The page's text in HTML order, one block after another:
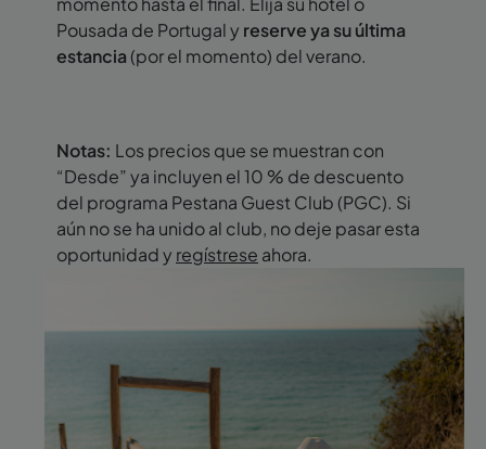
Pousada de Portugal y reserve ya su última
estancia (por el momento) del verano.
Notas: Los precios que se muestran con
“Desde” ya incluyen el 10 % de descuento
del programa Pestana Guest Club (PGC). Si
aún no se ha unido al club, no deje pasar esta
oportunidad y regístrese ahora.